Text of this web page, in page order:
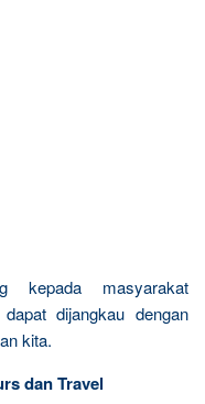
kepada masyarakat
dijangkau dengan
kita.
dan Travel